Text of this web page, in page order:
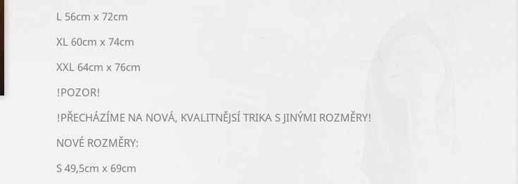
L 56cm x 72cm
XL 60cm x 74cm
XXL 64cm x 76cm
!POZOR!
!PŘECHÁZÍME NA NOVÁ, KVALITNĚJSÍ TRIKA S JINÝMI ROZMĚRY!
NOVÉ ROZMĚRY:
S 49,5cm x 69cm